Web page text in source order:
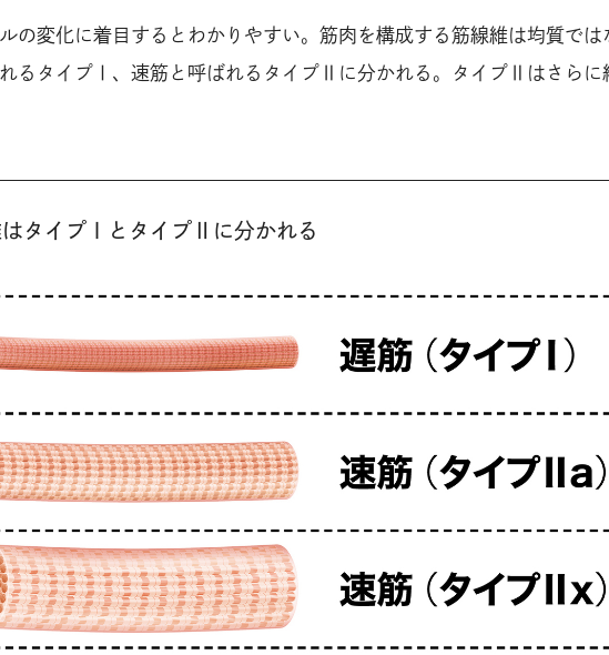
の変化に着目するとわかりやすい。筋肉を構成する筋線維は均質では
るタイプⅠ、速筋と呼ばれるタイプⅡに分かれる。タイプⅡはさらに
タイプⅠとタイプⅡに分かれる